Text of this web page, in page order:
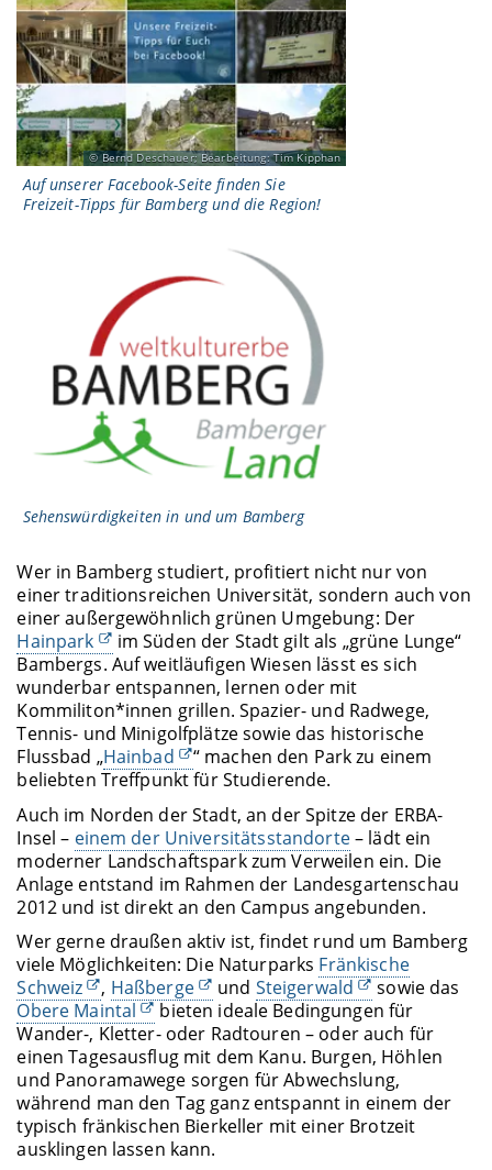
Bernd Deschauer; Bearbeitung: Tim Kipphan
Auf unserer Facebook-Seite finden Sie
Freizeit-Tipps für Bamberg und die Region!
Sehenswürdigkeiten in und um Bamberg
Wer in Bamberg studiert, profitiert nicht nur von
einer traditionsreichen Universität, sondern auch von
einer außergewöhnlich grünen Umgebung: Der
Hainpark
im Süden der Stadt gilt als „grüne Lunge“
Bambergs. Auf weitläufigen Wiesen lässt es sich
wunderbar entspannen, lernen oder mit
Kommiliton*innen grillen. Spazier- und Radwege,
Tennis- und Minigolfplätze sowie das historische
Flussbad „Hainbad
“ machen den Park zu einem
beliebten Treffpunkt für Studierende.
Auch im Norden der Stadt, an der Spitze der ERBA-
Insel – einem der Universitätsstandorte– lädt ein
moderner Landschaftspark zum Verweilen ein. Die
Anlage entstand im Rahmen der Landesgartenschau
2012 und ist direkt an den Campus angebunden.
Wer gerne draußen aktiv ist, findet rund um Bamberg
viele Möglichkeiten: Die Naturparks Fränkische
Schweiz
, Haßberge und Steigerwald
sowie das
Obere Maintal
bieten ideale Bedingungen für
Wander-, Kletter- oder Radtouren – oder auch für
einen Tagesausflug mit dem Kanu. Burgen, Höhlen
und Panoramawege sorgen für Abwechslung,
während man den Tag ganz entspannt in einem der
typisch fränkischen Bierkeller mit einer Brotzeit
ausklingen lassen kann.